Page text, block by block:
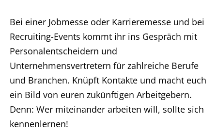
Bei einer Jobmesse oder Karrieremesse und bei
Recruiting-Events kommt ihr ins Gespräch mit
Personalentscheidern und
Unternehmensvertretern für zahlreiche Berufe
und Branchen. Knüpft Kontakte und macht euch
ein Bild von euren zukünftigen Arbeitgebern.
Denn: Wer miteinander arbeiten will, sollte sich
kennenlernen!